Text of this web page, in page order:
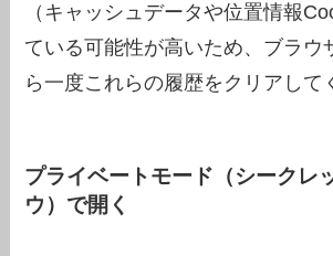
（キャッシュデータや位置情報
ている可能性が高いため、ブラウ
ら一度これらの履歴をクリアして
プライベートモード（シークレ
ウ）で開く